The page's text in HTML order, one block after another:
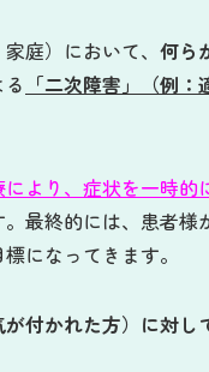
庭）において、 何ら
「二次障害」（例
より、症状を一時
最終的には、患者様
になってきます。
付かれた方）に対